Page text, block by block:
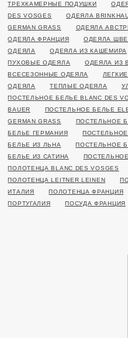
ТРЕХКАМЕРНЫЕ ПОДУШКИ
DES VOSGES
ОДЕЯЛА
GERMAN GRASS
ОДЕЯЛА
ОДЕЯЛА ФРАНЦИЯ
ОДЕЯЛА
ОДЕЯЛА
ОДЕЯЛА ИЗ КАШЕМИРА
ПУХОВЫЕ ОДЕЯЛА
ОДЕЯЛА ИЗ
ВСЕСЕЗОННЫЕ ОДЕЯЛА
ОДЕЯЛА
ТЕПЛЫЕ ОДЕЯЛА
ПОСТЕЛЬНОЕ БЕЛЬЕ BLANC DES
BAUER
ПОСТЕЛЬНОЕ БЕЛЬЕ
GERMAN GRASS
ПОСТЕЛЬНОЕ
БЕЛЬЕ ГЕРМАНИЯ
БЕЛЬЕ ИЗ ЛЬНА
ПОСТЕЛЬНОЕ
БЕЛЬЕ ИЗ САТИНА
ПОЛОТЕНЦА BLANC DES VOSGES
ПОЛОТЕНЦА LEITNER LEINEN
ИТАЛИЯ
ПОЛОТЕНЦА ФРАНЦИЯ
ПОРТУГАЛИЯ
ПОСУДА ФРАНЦИЯ